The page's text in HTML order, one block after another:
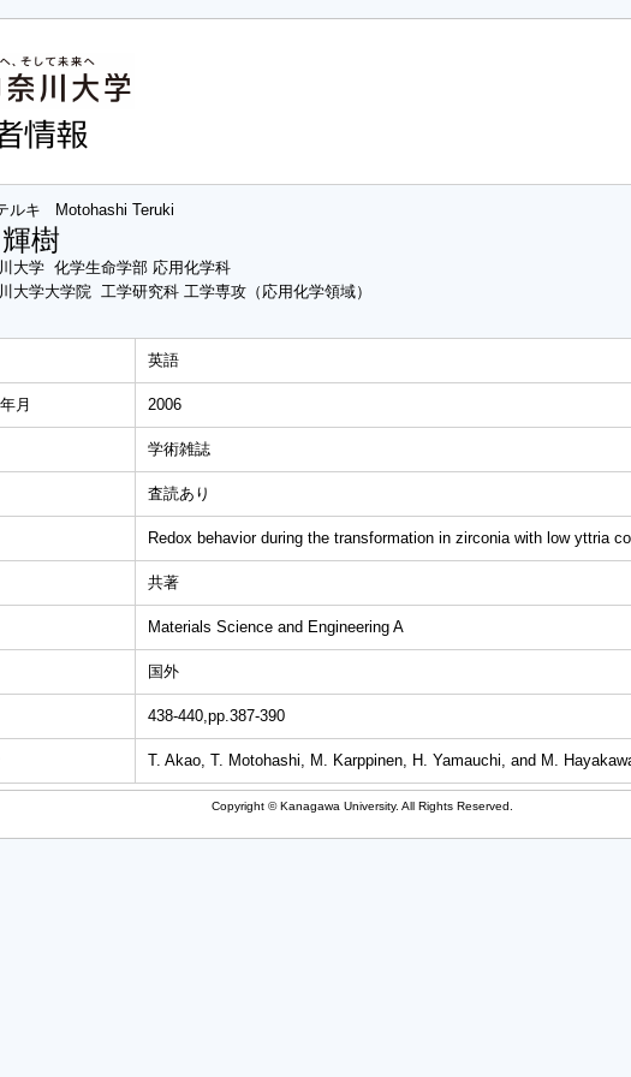
ルキ Motohashi Teruki
樹
大学 化学生命学部 応用化学科
大学大学院 工学研究科 工学専攻（応用化学領域）
英語
月 2006
学術雑誌
査読あり
Redox behavior during the transformation in zirconia with low yttria
共著
Materials Science and Engineering A
国外
438-440,pp.387-390
T. Akao, T. Motohashi, M. Karppinen, H. Yamauchi, and M.
Copyright © Kanagawa University. All Rights Reserved.